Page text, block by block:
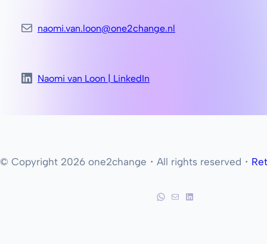
naomi.van.loon@one2change.nl
Naomi van Loon | LinkedIn
© Copyright 2026 one2change・All rights reserved・